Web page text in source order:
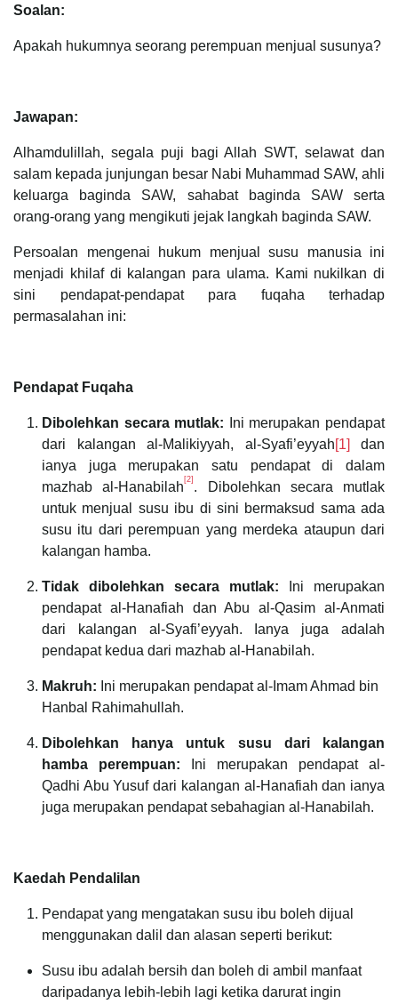
Soalan:
Apakah hukumnya seorang perempuan menjual susunya?
Jawapan:
Alhamdulillah, segala puji bagi Allah SWT, selawat dan
salam kepada junjungan besar Nabi Muhammad SAW, ahli
keluarga baginda SAW, sahabat baginda SAW serta
orang-orang yang mengikuti jejak langkah baginda SAW.
Persoalan mengenai hukum menjual susu manusia ini
menjadi khilaf di kalangan para ulama. Kami nukilkan di
sini pendapat-pendapat para fuqaha terhadap
permasalahan ini:
Pendapat Fuqaha
Dibolehkan secara mutlak: Ini merupakan pendapat
dari kalangan al-Malikiyyah, al-Syafi’eyyah[1] dan
ianya juga merupakan satu pendapat di dalam
mazhab al-Hanabilah[2] . Dibolehkan secara mutlak
untuk menjual susu ibu di sini bermaksud sama ada
susu itu dari perempuan yang merdeka ataupun dari
kalangan hamba.
Tidak dibolehkan secara mutlak: Ini merupakan
pendapat al-Hanafiah dan Abu al-Qasim al-Anmati
dari kalangan al-Syafi’eyyah. Ianya juga adalah
pendapat kedua dari mazhab al-Hanabilah.
Makruh: Ini merupakan pendapat al-Imam Ahmad bin
Hanbal Rahimahullah.
Dibolehkan hanya untuk susu dari kalangan
hamba perempuan: Ini merupakan pendapat al-
Qadhi Abu Yusuf dari kalangan al-Hanafiah dan ianya
juga merupakan pendapat sebahagian al-Hanabilah.
Kaedah Pendalilan
Pendapat yang mengatakan susu ibu boleh dijual
menggunakan dalil dan alasan seperti berikut:
Susu ibu adalah bersih dan boleh di ambil manfaat
daripadanya lebih-lebih lagi ketika darurat ingin